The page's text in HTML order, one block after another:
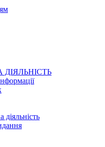
діяльність